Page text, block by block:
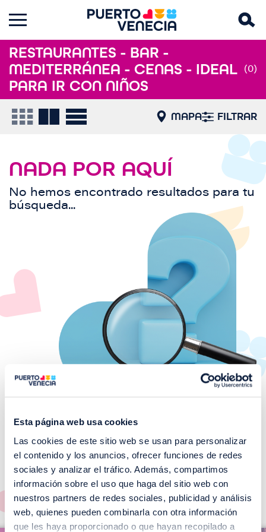
Esta página web usa cookies
Las cookies de este sitio web se usan para personalizar
el contenido y los anuncios, ofrecer funciones de redes
sociales y analizar el tráfico. Además, compartimos
información sobre el uso que haga del sitio web con
nuestros partners de redes sociales, publicidad y análisis
web, quienes pueden combinarla con otra información
que les haya proporcionado o que hayan recopilado a
RESTAURANTES - BAR -
MEDITERRÁNEA - CENAS - IDEAL
PARA IR CON NIÑOS
(0)
MAPA FILTRAR
NADA POR AQUÍ
No hemos encontrado resultados para tu
búsqueda...
¡No te pierdas nuestros
EVENTOS!
Ver todos >